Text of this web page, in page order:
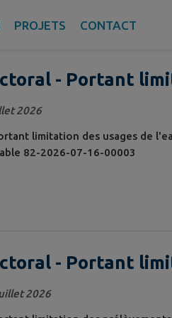
PROJETS CONTACT
- Portant
provenant du
potable
2026
limitation des usages de
82-2026-07-16-00003
- Portant
d'eau en milieu
2026